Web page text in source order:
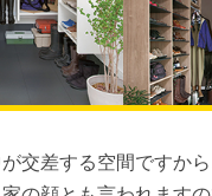
交差する空間ですか